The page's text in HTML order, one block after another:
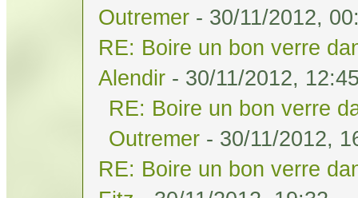
Outremer - 30/11/2012,
RE: Boire un bon verre
Alendir - 30/11/2012,
RE: Boire un bon verre
Outremer - 30/11/2012,
RE: Boire un bon verre